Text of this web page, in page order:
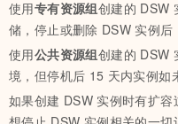
使用专有资源组创建的 DSW
储，停止或删除 DSW 实例后
使用公共资源组创建的 DSW
境，但停机后 15 天内实例如
如果创建 DSW 实例时有扩